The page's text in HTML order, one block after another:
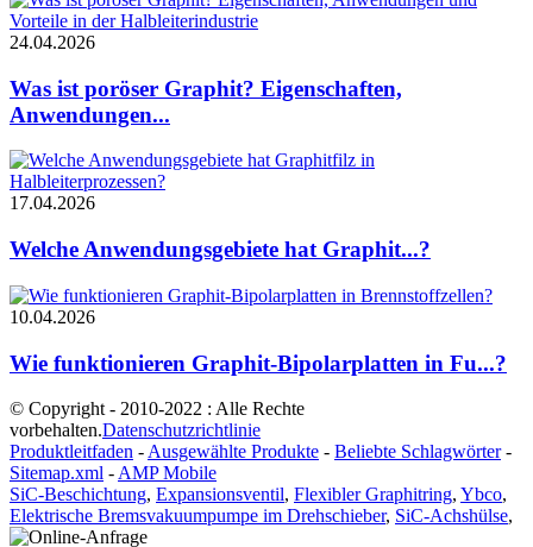
24.04.2026
Was ist poröser Graphit? Eigenschaften,
Anwendungen...
17.04.2026
Welche Anwendungsgebiete hat Graphit...?
10.04.2026
Wie funktionieren Graphit-Bipolarplatten in Fu...?
© Copyright - 2010-2022 : Alle Rechte
vorbehalten.Datenschutzrichtlinie
Produktleitfaden - Ausgewählte Produkte - Beliebte Schlagwörter-
Sitemap.xml - AMP Mobile
SiC-Beschichtung, Expansionsventil, Flexibler Graphitring, Ybco,
Elektrische Bremsvakuumpumpe im Drehschieber, SiC-Achshülse,